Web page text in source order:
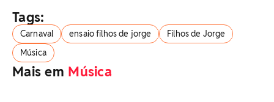
Tags:
Carnaval ensaio filhos de jorge
Filhos de Jorge
Música
Mais em Música